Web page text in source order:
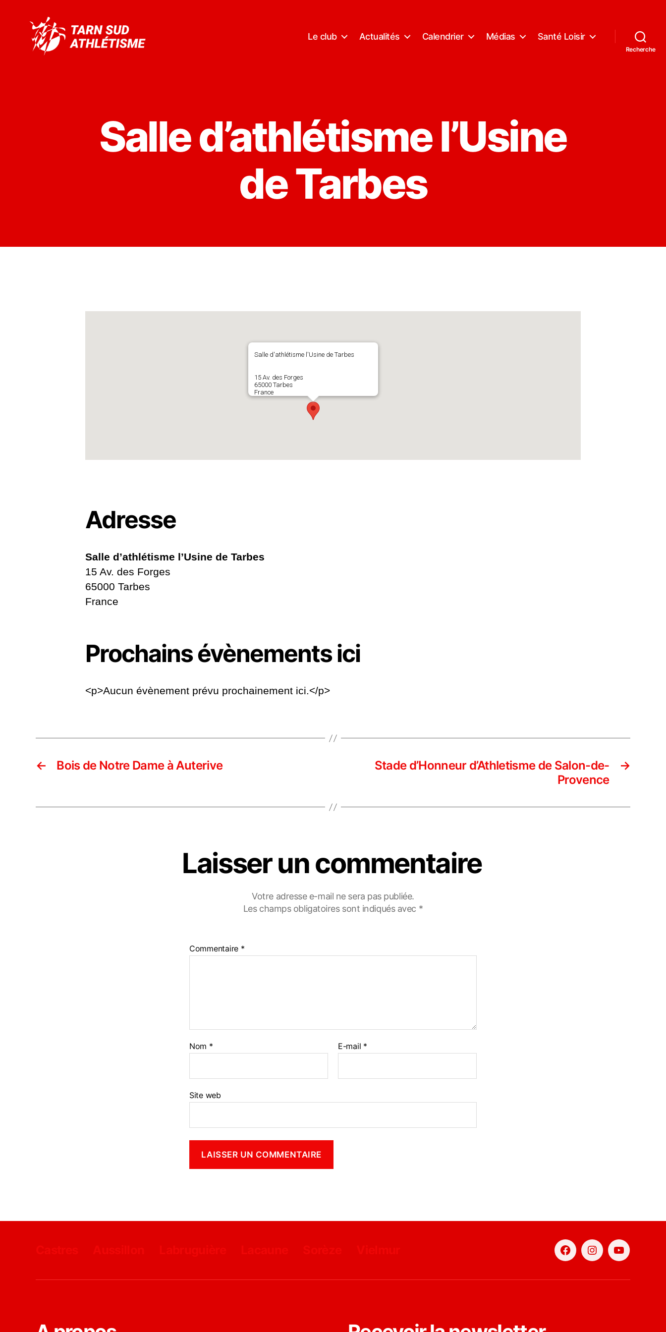
Le club Actualités Calendrier Médias Santé Loisir
Recherche
Salle d’athlétisme l’Usine
de Tarbes
Salle d'athlétisme l'Usine de Tarbes
15 Av. des Forges
65000 Tarbes
France
Adresse
Salle d’athlétisme l’Usine de Tarbes
15 Av. des Forges
65000 Tarbes
France
Prochains évènements ici
<p>Aucun évènement prévu prochainement ici.</p>
← Bois de Notre Dame à Auterive →
Stade d’Honneur d’Athletisme de Salon-de-
Provence
Laisser un commentaire
Votre adresse e-mail ne sera pas publiée.
Les champs obligatoires sont indiqués avec *
Commentaire *
Nom * E-mail *
Site web
FacebookInstagramYouTube